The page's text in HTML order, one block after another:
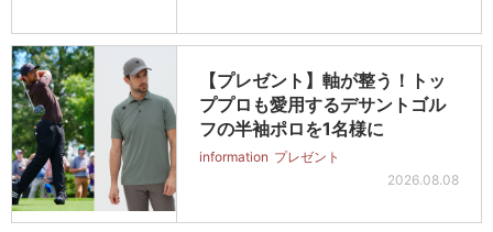
【プレゼント】軸が整う！トッ
ププロも愛用するデサントゴル
フの半袖ポロを1名様に
information プレゼント
2026.08.08